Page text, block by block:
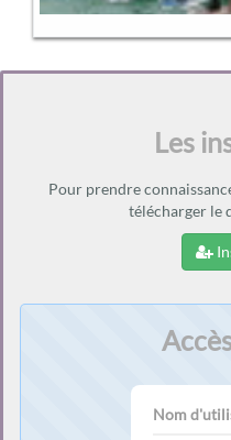
Les
Pour prendre
télécharger le
Nom